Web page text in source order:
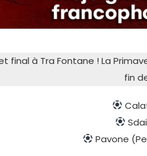
final à Tra Fontane ! La
fin
Pavone